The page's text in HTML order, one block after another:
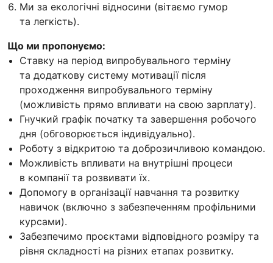
Ми за екологічні відносини (вітаємо гумор
та легкість).
Що ми пропонуємо:
Ставку на період випробувального терміну
та додаткову систему мотивації після
проходження випробувального терміну
(можливість прямо впливати на свою зарплату).
Гнучкий графік початку та завершення робочого
дня (обговорюється індивідуально).
Роботу з відкритою та доброзичливою командою.
Можливість впливати на внутрішні процеси
в компанії та розвивати їх.
Допомогу в організації навчання та розвитку
навичок (включно з забезпеченням профільними
курсами).
Забезпечимо проєктами відповідного розміру та
рівня складності на різних етапах розвитку.